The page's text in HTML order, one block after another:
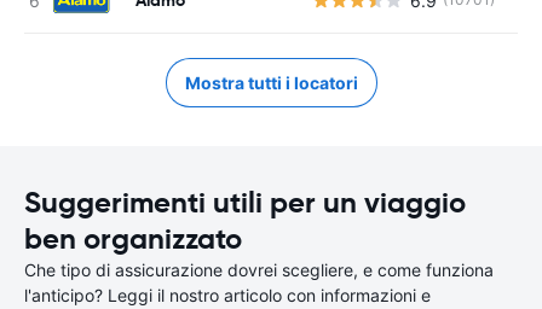
Mostra tutti i locatori
Suggerimenti utili per un viaggio
ben organizzato
Che tipo di assicurazione dovrei scegliere, e come funziona
l'anticipo? Leggi il nostro articolo con informazioni e